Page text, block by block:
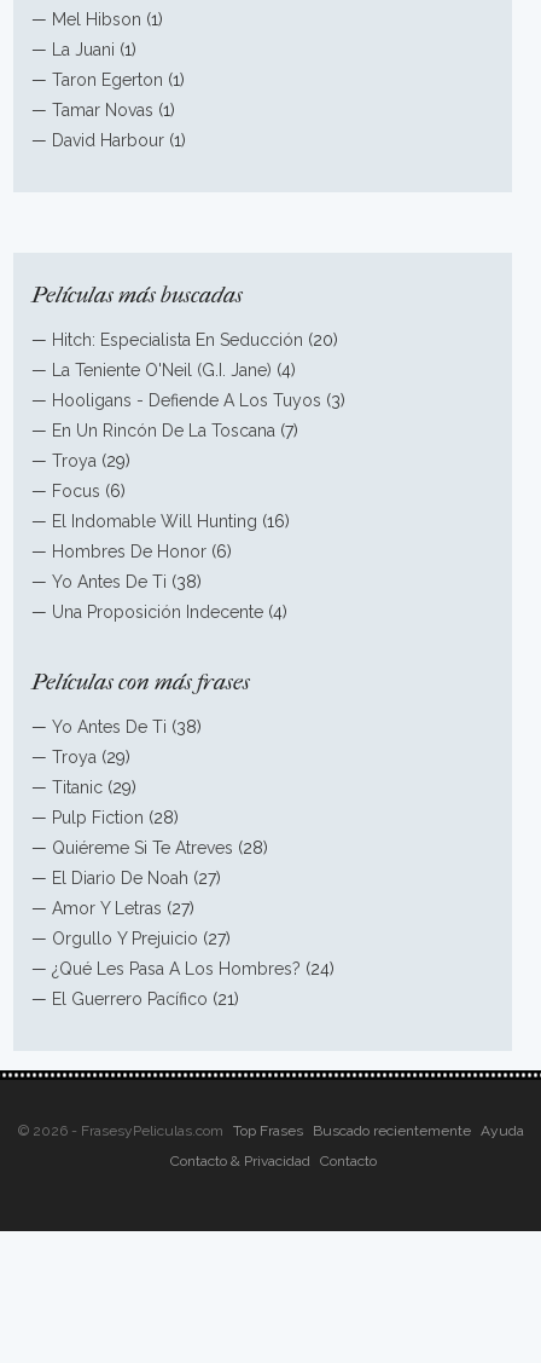
— Mel Hibson (1)
—
La Juani (1)
—Taron Egerton (1)
—Tamar Novas (1)
— David Harbour (1)
Películas más buscadas
— Hitch: Especialista En Seducción (20)
—
La Teniente O'Neil (G.I. Jane) (4)
— Hooligans - Defiende A Los Tuyos (3)
— En Un Rincón De La Toscana (7)
—Troya (29)
— Focus (6)
— El Indomable Will Hunting (16)
— Hombres De Honor (6)
—Yo Antes De Ti (38)
— Una Proposición Indecente (4)
Películas con más frases
—Yo Antes De Ti (38)
—Troya (29)
—Titanic (29)
— Pulp Fiction (28)
— Quiéreme Si Te Atreves (28)
— El Diario De Noah (27)
—Amor Y Letras (27)
— Orgullo Y Prejuicio (27)
—¿Qué Les Pasa A Los Hombres? (24)
— El Guerrero Pacífico (21)
© 2026 - FrasesyPeliculas.com Top Frases Buscado recientemente
Ayuda
Contacto & Privacidad
Contacto